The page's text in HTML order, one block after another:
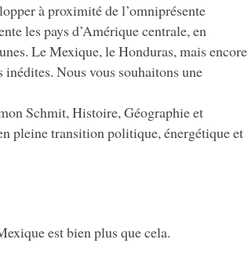
à proximité de l’omniprésente
les pays d’Amérique centrale, en
Le Mexique, le Honduras, mais encore
inédites. Nous vous souhaitons une
Schmit, Histoire, Géographie et
pleine transition politique, énergétique et
est bien plus que cela.